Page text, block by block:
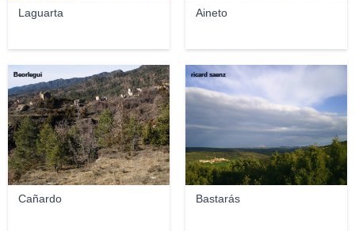
Laguarta Aineto
Cañardo
Beorlegui
Bastarás
ricard saenz